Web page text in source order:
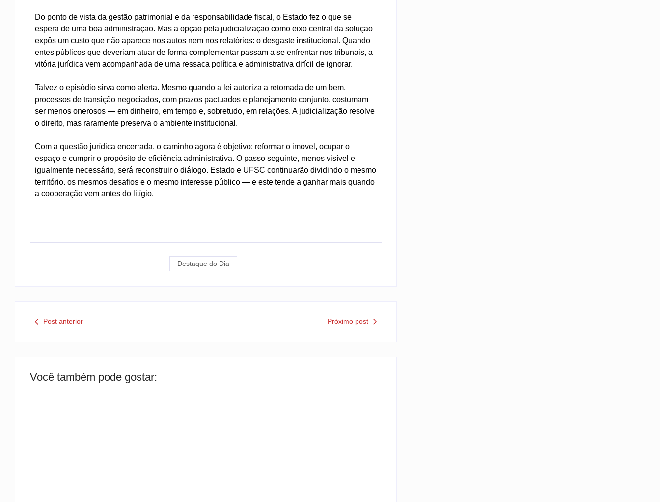
Do ponto de vista da gestão patrimonial e da responsabilidade fiscal, o Estado fez o que se
espera de uma boa administração. Mas a opção pela judicialização como eixo central da solução
expôs um custo que não aparece nos autos nem nos relatórios: o desgaste institucional. Quando
entes públicos que deveriam atuar de forma complementar passam a se enfrentar nos tribunais, a
vitória jurídica vem acompanhada de uma ressaca política e administrativa difícil de ignorar.
Talvez o episódio sirva como alerta. Mesmo quando a lei autoriza a retomada de um bem,
processos de transição negociados, com prazos pactuados e planejamento conjunto, costumam
ser menos onerosos — em dinheiro, em tempo e, sobretudo, em relações. A judicialização resolve
o direito, mas raramente preserva o ambiente institucional.
Com a questão jurídica encerrada, o caminho agora é objetivo: reformar o imóvel, ocupar o
espaço e cumprir o propósito de eficiência administrativa. O passo seguinte, menos visível e
igualmente necessário, será reconstruir o diálogo. Estado e UFSC continuarão dividindo o mesmo
território, os mesmos desafios e o mesmo interesse público — e este tende a ganhar mais quando
a cooperação vem antes do litígio.
Destaque do Dia
Post anterior Próximo post
Você também pode gostar: